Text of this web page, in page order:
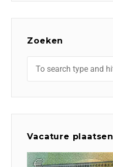
Zoeken
Vacature plaatsen